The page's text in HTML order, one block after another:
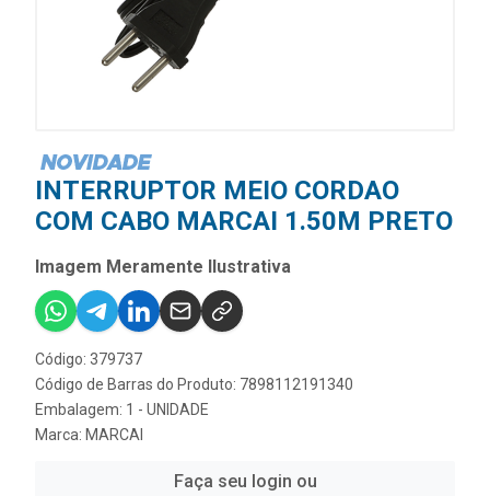
INTERRUPTOR MEIO CORDAO
COM CABO MARCAI 1.50M PRETO
Imagem Meramente Ilustrativa
Código: 379737
Código de Barras do Produto: 7898112191340
Embalagem: 1 - UNIDADE
Marca: MARCAI
Faça seu login ou